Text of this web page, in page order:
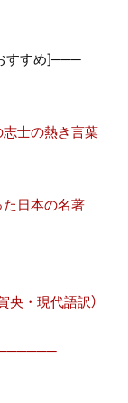
すめ]───
士の熱き言葉
日本の名著
央・現代語訳）